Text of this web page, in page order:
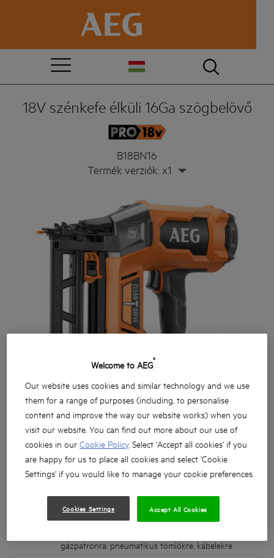
18V szénkefe élküli 16Ga szögbelövő
B18BN16
Termék verziók: x1
Nagy teljesítményű szénkefe nélküli Second Fix 16
gázpatronra, pneumatikus tömlőkre, kábelekre
Welcome to AEG®
Our website uses cookies and similar technology and we use
them for a range of purposes (including, to personalise
content and improve the way our website works) when you
visit our website. You can find out more about our use of
cookies in ourCookie Policy. Select 'Accept all cookies' if you
are happy for us to place all cookies and select 'Cookie
Settings' if you would like to manage your cookie preferences.
Cookies Settings Accept All Cookies